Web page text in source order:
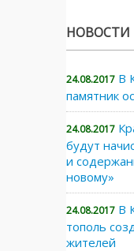
НОВОСТИ
24.08.2017 В
памятник
24.08.2017
будут
и
новому»
24.08.2017 В
тополь
жителей